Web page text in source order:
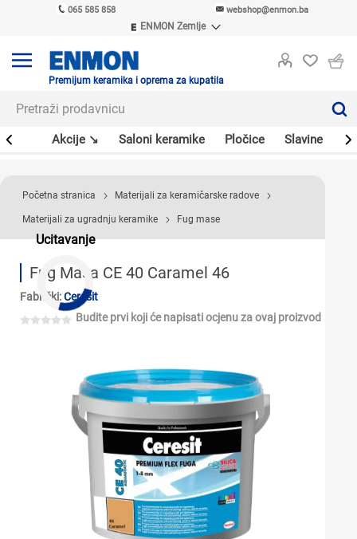
065 585 858 webshop@enmon.ba
ENMON Zemlje
ENMON MKD
Premijum keramika i oprema za kupatila
Akcije ↘ Saloni keramike Pločice Slavine
Ucitavanje
Početna stranica Materijali za keramičarske radove
Materijali za ugradnju keramike Fug mase
Fug Masa CE 40 Caramel 46
Fabrički:Ceresit
Budite prvi koji će napisati ocjenu za ovaj proizvod